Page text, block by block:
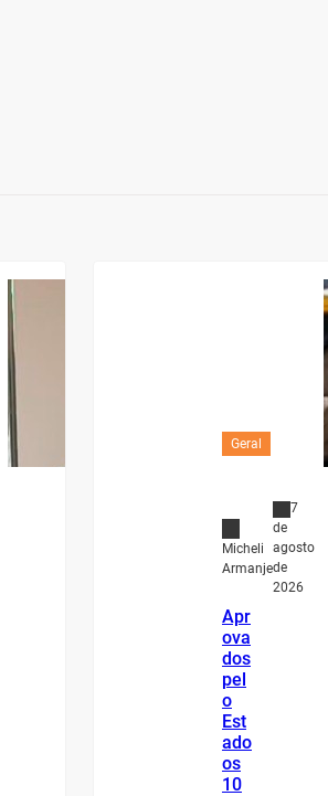
Geral
Micheli
Armanje
7
de
agosto
de
2026
Apr
ova
dos
pel
o
Est
ado
os
10